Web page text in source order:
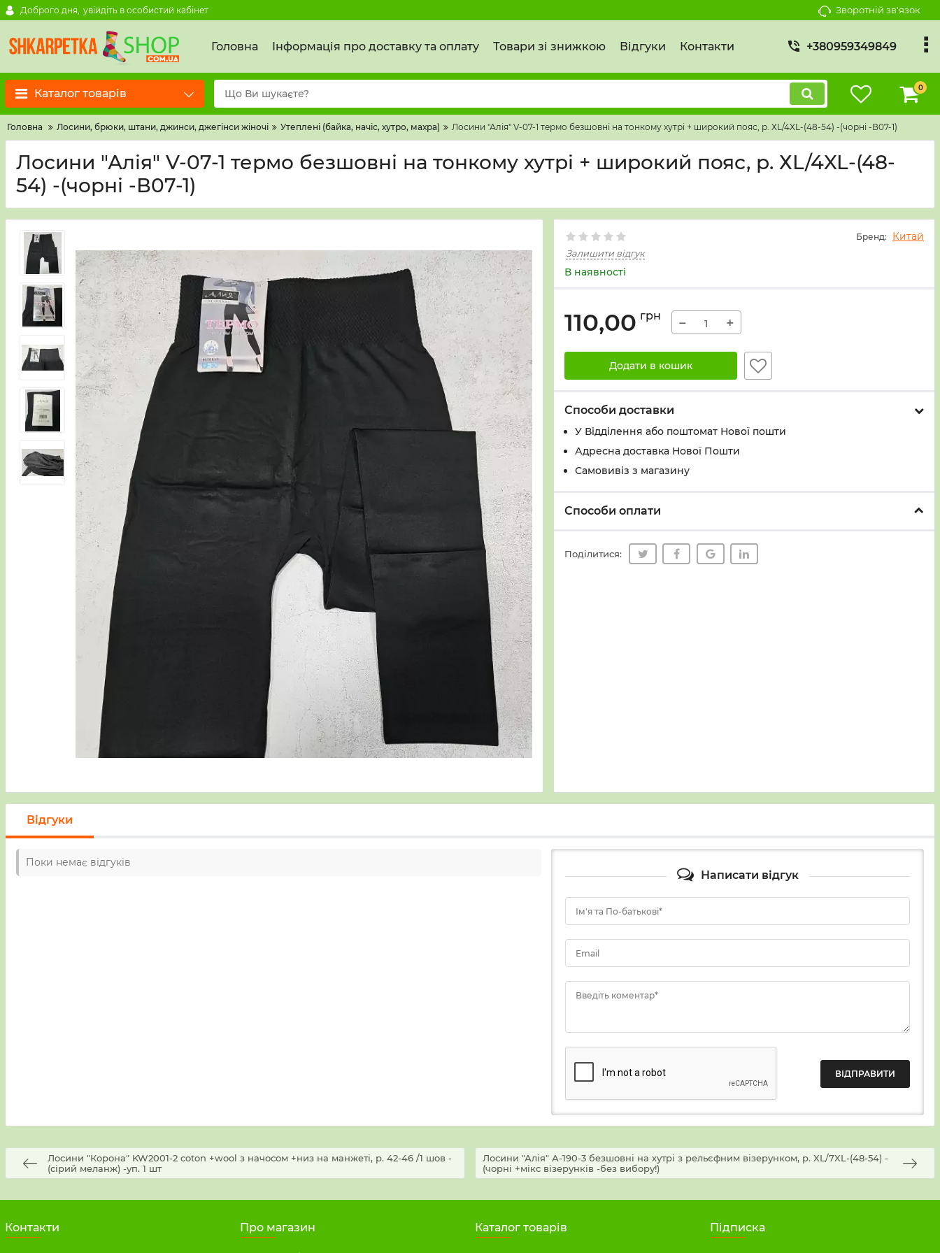
Доброго дня, увійдіть в особистий кабінет Зворотній зв'язок
Головна Інформація про доставку та оплату Товари зі знижкою Відгуки Контакти +380959349849
Каталог товарів 0
Головна Лосини, брюки, штани, джинси, джегінси жіночі Утеплені (байка, начіс, хутро, махра) Лосини "Алія" V-07-1 термо безшовні на тонкому хутрі + широкий пояс, р. ХL/4XL-(48-54) -(чорні -В07-1)
Лосини "Алія" V-07-1 термо безшовні на тонкому хутрі + широкий пояс, р. ХL/4XL-(48-
54) -(чорні -В07-1)
Бренд: Китай
Залишити відгук
В наявності
110,00 грн − +
Додати в кошик
Способи доставки
У Вiддiлення або поштомат Нової пошти
Адресна доставка Нової Пошти
Самовивіз з магазину
Способи оплати
Поділитися:
Відгуки
Поки немає відгуків
Написати відгук
Ім'я та По-батькові*
Email
Введіть коментар*
Лосини "Корона" KW2001-2 coton +wool з начосом +низ на манжеті, р. 42-46 /1 шов -
(сірий меланж) -уп. 1 шт
Лосини "Алія" А-190-3 безшовні на хутрі з рельєфним візерунком, р. XL/7XL-(48-54) -
(чорні +мікс візерунків -без вибору!)
Контакти Про магазин Каталог товарів Підписка